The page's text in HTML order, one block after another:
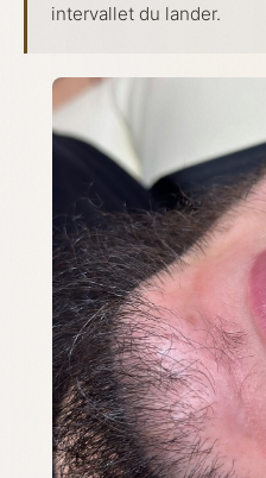
intervallet du lander.